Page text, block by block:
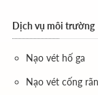
Dịch vụ môi trường
Nạo vét hố ga
Nạo vét cống